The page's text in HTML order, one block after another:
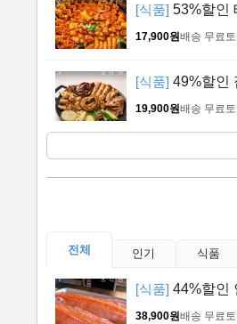
[식품] 53%할인
17,900원배송 무료
[식품] 49%할인
19,900원배송 무료
전체 인기 식품
[식품] 44%할인
38,900원배송 무료